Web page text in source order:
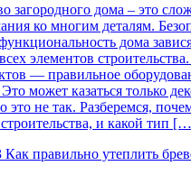
загородного дома – это
ко многим деталям.
дома
элементов
— правильное
может казаться только
это не так. Разберемся,
и какой тип
Как правильно утеплить